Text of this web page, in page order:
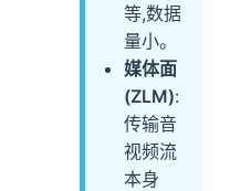
等,数据
量小。
媒体面
(ZLM):
传输音
视频流
本身